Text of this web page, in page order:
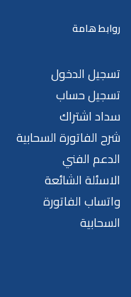
روابط هامة
تسجيل الدخول
تسجيل حساب
سداد اشتراك
شرح الفاتورة السحابية
الدعم الفني
الاسئلة الشائعة
واتساب الفاتورة
السحابية